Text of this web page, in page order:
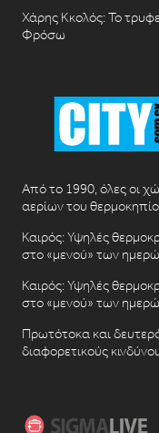
Χάρης Κκολός: Το
Φρόσω
Από το 1990, όλες οι
αερίων του
Καιρός: Υψηλές
στο «μενού» των
Καιρός: Υψηλές
στο «μενού» των
Πρωτότοκα και
διαφορετικούς